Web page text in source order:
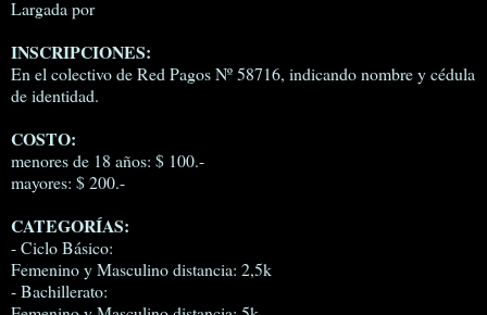
Largada por
INSCRIPCIONES:
En el colectivo de Red Pagos Nº 58716, indicando nombre y cédula
de identidad.
COSTO:
menores de 18 años: $ 100.-
mayores: $ 200.-
CATEGORÍAS:
- Ciclo Básico:
Femenino y Masculino distancia: 2,5k
- Bachillerato: